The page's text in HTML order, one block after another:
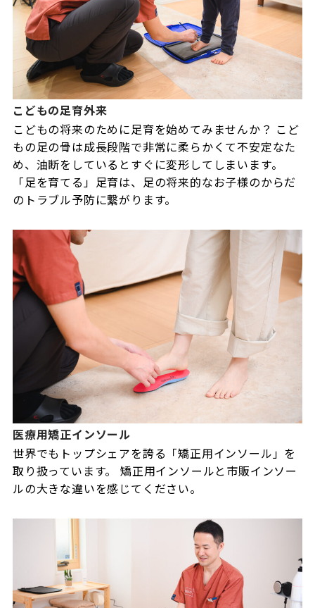
こどもの足育外来
こどもの将来のために足育を始めてみませんか？ こど
もの足の骨は成長段階で非常に柔らかくて不安定なた
め、油断をしているとすぐに変形してしまいます。
「足を育てる」足育は、足の将来的なお子様のからだ
のトラブル予防に繋がります。
医療用矯正インソール
世界でもトップシェアを誇る「矯正用インソール」を
取り扱っています。 矯正用インソールと市販インソー
ルの大きな違いを感じてください。